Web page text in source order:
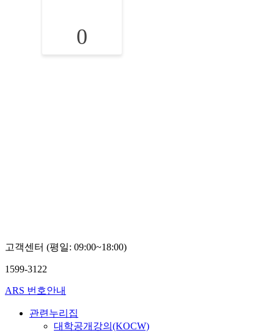
0
고객센터 (평일: 09:00~18:00)
1599-3122
ARS 번호안내
관련누리집
대학공개강의(KOCW)